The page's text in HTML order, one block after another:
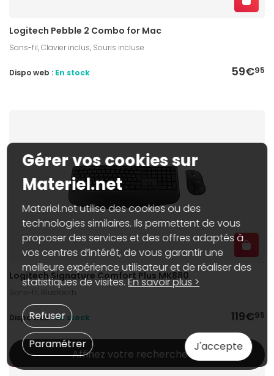
Logitech Pebble 2 Combo for Mac
Sans-fil, Clavier inclus, Souris incluse
59€95
Dispo web : En stock
Logitech Signature Comfort Plus MK880
Sans-fil, Bluetooth
119€95
Dispo web :En stock
Affinez votre recherche
Gérer vos cookies sur
Materiel.net
Materiel.net utilise des cookies ou des
technologies similaires. Ils permettent de vous
proposer des services et des offres adaptés à
vos centres d’intérêt, de vous garantir une
meilleure expérience utilisateur et de réaliser des
statistiques de visites.En savoir plus >
J'accepte
Paramétrer
Refuser